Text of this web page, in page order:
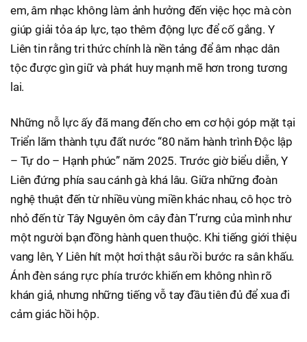
em, âm nhạc không làm ảnh hưởng đến việc học mà còn
giúp giải tỏa áp lực, tạo thêm động lực để cố gắng. Y
Liên tin rằng tri thức chính là nền tảng để âm nhạc dân
tộc được gìn giữ và phát huy mạnh mẽ hơn trong tương
lai.
Những nỗ lực ấy đã mang đến cho em cơ hội góp mặt tại
Triển lãm thành tựu đất nước “80 năm hành trình Độc lập
– Tự do – Hạnh phúc” năm 2025. Trước giờ biểu diễn, Y
Liên đứng phía sau cánh gà khá lâu. Giữa những đoàn
nghệ thuật đến từ nhiều vùng miền khác nhau, cô học trò
nhỏ đến từ Tây Nguyên ôm cây đàn T’rưng của mình như
một người bạn đồng hành quen thuộc. Khi tiếng giới thiệu
vang lên, Y Liên hít một hơi thật sâu rồi bước ra sân khấu.
Ánh đèn sáng rực phía trước khiến em không nhìn rõ
khán giả, nhưng những tiếng vỗ tay đầu tiên đủ để xua đi
cảm giác hồi hộp.